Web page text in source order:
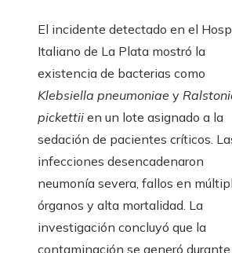
El incidente detectado en el
Italiano de La Plata mostró la
existencia de bacterias como
Klebsiella pneumoniae y
pickettii en un lote asignado a la
sedación de pacientes críticos.
infecciones desencadenaron
neumonía severa, fallos en
órganos y alta mortalidad. La
investigación concluyó que la
contaminación se generó